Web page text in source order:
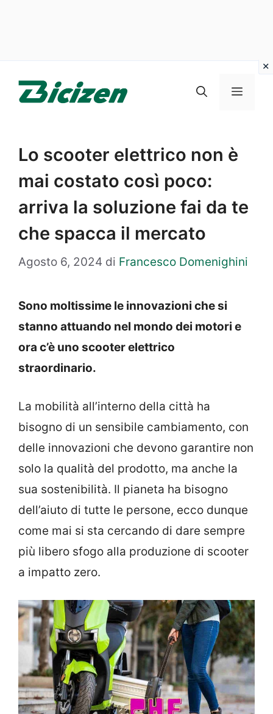
Menu
Lo scooter elettrico non è
mai costato così poco:
arriva la soluzione fai da te
che spacca il mercato
Agosto 6, 2024 di Francesco Domenighini
Sono moltissime le innovazioni che si
stanno attuando nel mondo dei motori e
ora c’è uno scooter elettrico
straordinario.
La mobilità all’interno della città ha
bisogno di un sensibile cambiamento, con
delle innovazioni che devono garantire non
solo la qualità del prodotto, ma anche la
sua sostenibilità. Il pianeta ha bisogno
dell’aiuto di tutte le persone, ecco dunque
come mai si sta cercando di dare sempre
più libero sfogo alla produzione di scooter
a impatto zero.